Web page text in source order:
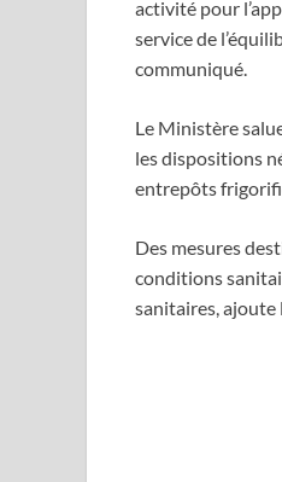
activité pour
service de
communiqué.
Le Ministère
les dispositions
entrepôts
Des mesures
conditions
sanitaires, ajoute